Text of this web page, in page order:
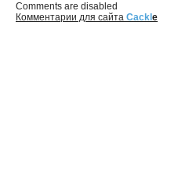
Comments are disabled
Комментарии для сайта Cackl e